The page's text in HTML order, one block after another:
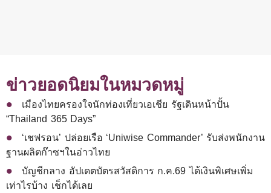
ข่าวยอดนิยมในหมวดหมู่
เมืองไทยครองใจนักท่องเที่ยวเอเชีย รัฐเดินหน้าปั้น
“Thailand 365 Days”
‘เชฟรอน’ ปล่อยเรือ ‘Uniwise Commander’ รับส่งพนักงาน
ฐานผลิตก๊าซฯในอ่าวไทย
บัญชีกลาง อัปเดตบัตรสวัสดิการ ก.ค.69 ได้เงินพิเศษเพิ่ม
เท่าไรบ้าง เช็กได้เลย